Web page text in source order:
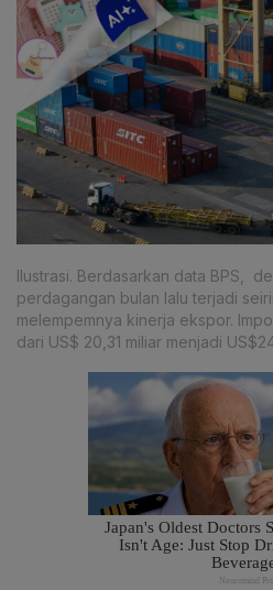
Ilustrasi. Berdasarkan data BPS,
perdagangan bulan lalu terjadi
melempemnya kinerja ekspor.
dari US$ 20,31 miliar menjadi